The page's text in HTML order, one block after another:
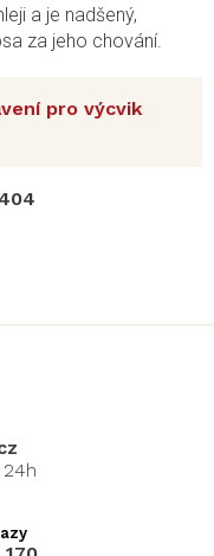
a je nadšený,
za jeho chování.
pro výcvik